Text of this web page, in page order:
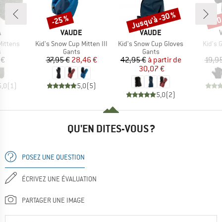
group
(1)
MARQUE
VAUDE
Article
Kid's Snow Cup Mitten III
Product group
Gants
Prix
37,95 € Prix réduit
28,46 €
5,0(5)
Remise
-25 %
MARQUE
VAUDE
Article
Kid's Snow Cup Gloves
Product group
Gants
Prix
42,95 € Prix réduit
à partir de
30,07 €
5,0(2)
Remise
Jusqu'à -30 %
Article
Kid's
-
QU'EN DITES-VOUS ?
POSEZ UNE QUESTION
ÉCRIVEZ UNE ÉVALUATION
PARTAGER UNE IMAGE